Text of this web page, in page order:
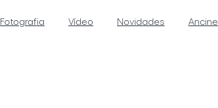
Fotografia Vídeo Novidades Ancine